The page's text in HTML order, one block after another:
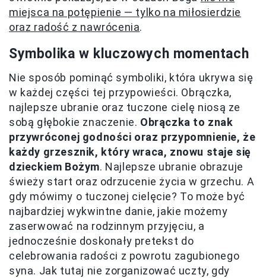
miejsca na potępienie — tylko na miłosierdzie
oraz radość z nawrócenia.
Symbolika w kluczowych momentach
Nie sposób pominąć symboliki, która ukrywa się
w każdej części tej przypowieści. Obrączka,
najlepsze ubranie oraz tuczone cielę niosą ze
sobą głębokie znaczenie. Obrączka to znak
przywróconej godności oraz przypomnienie, że
każdy grzesznik, który wraca, znowu staje się
dzieckiem Bożym. Najlepsze ubranie obrazuje
świeży start oraz odrzucenie życia w grzechu. A
gdy mówimy o tuczonej cielęcie? To może być
najbardziej wykwintne danie, jakie możemy
zaserwować na rodzinnym przyjęciu, a
jednocześnie doskonały pretekst do
celebrowania radości z powrotu zagubionego
syna. Jak tutaj nie zorganizować uczty, gdy